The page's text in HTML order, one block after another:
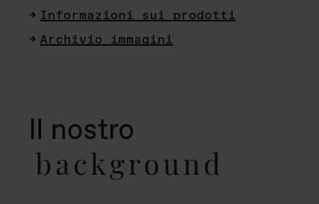
Informazioni sui prodotti
Archivio immagini
Il nostro
background